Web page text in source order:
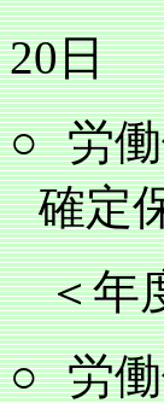
20日
○ 労
確定
＜年
○ 労